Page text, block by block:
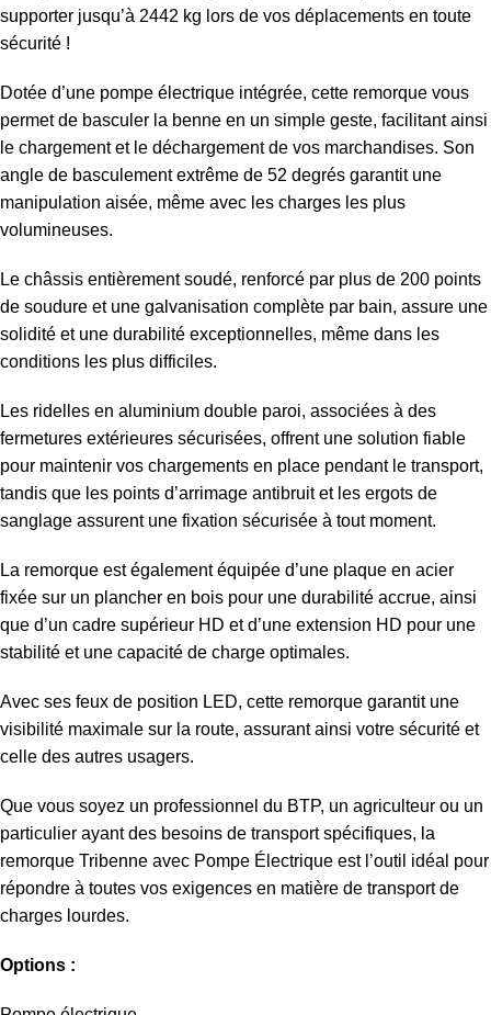
supporter jusqu’à 2442 kg lors de vos déplacements en toute
sécurité !
Dotée d’une pompe électrique intégrée, cette remorque vous
permet de basculer la benne en un simple geste, facilitant ainsi
le chargement et le déchargement de vos marchandises. Son
angle de basculement extrême de 52 degrés garantit une
manipulation aisée, même avec les charges les plus
volumineuses.
Le châssis entièrement soudé, renforcé par plus de 200 points
de soudure et une galvanisation complète par bain, assure une
solidité et une durabilité exceptionnelles, même dans les
conditions les plus difficiles.
Les ridelles en aluminium double paroi, associées à des
fermetures extérieures sécurisées, offrent une solution fiable
pour maintenir vos chargements en place pendant le transport,
tandis que les points d’arrimage antibruit et les ergots de
sanglage assurent une fixation sécurisée à tout moment.
La remorque est également équipée d’une plaque en acier
fixée sur un plancher en bois pour une durabilité accrue, ainsi
que d’un cadre supérieur HD et d’une extension HD pour une
stabilité et une capacité de charge optimales.
Avec ses feux de position LED, cette remorque garantit une
visibilité maximale sur la route, assurant ainsi votre sécurité et
celle des autres usagers.
Que vous soyez un professionnel du BTP, un agriculteur ou un
particulier ayant des besoins de transport spécifiques, la
remorque Tribenne avec Pompe Électrique est l’outil idéal pour
répondre à toutes vos exigences en matière de transport de
charges lourdes.
Options :